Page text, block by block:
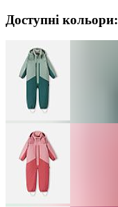
Доступні кольори: